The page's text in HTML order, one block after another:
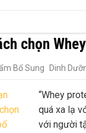
chọn
Bổ Sung Dinh
“Whey
quá xa lạ
với người